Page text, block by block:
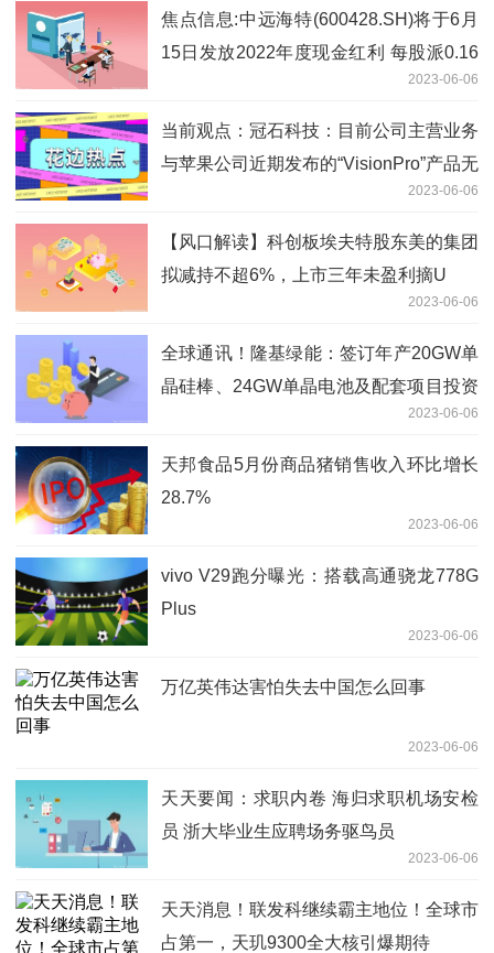
焦点信息:中远海特(600428.SH)将于6月
15日发放2022年度现金红利 每股派0.16
2023-06-06
当前观点：冠石科技：目前公司主营业务
与苹果公司近期发布的“VisionPro”产品无
2023-06-06
【风口解读】科创板埃夫特股东美的集团
拟减持不超6%，上市三年未盈利摘U
2023-06-06
全球通讯！隆基绿能：签订年产20GW单
晶硅棒、24GW单晶电池及配套项目投资
2023-06-06
天邦食品5月份商品猪销售收入环比增长
28.7%
2023-06-06
vivo V29跑分曝光：搭载高通骁龙778G
Plus
2023-06-06
万亿英伟达害怕失去中国怎么回事
2023-06-06
天天要闻：求职内卷 海归求职机场安检
员 浙大毕业生应聘场务驱鸟员
2023-06-06
天天消息！联发科继续霸主地位！全球市
占第一，天玑9300全大核引爆期待